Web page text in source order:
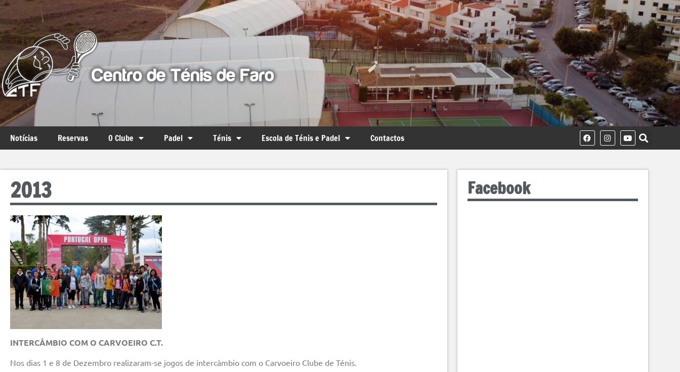
Notícias Reservas O Clube Padel Ténis Escola de Ténis e Padel Contactos
2013
INTERCÂMBIO COM O CARVOEIRO C.T.
Nos dias 1 e 8 de Dezembro realizaram-se jogos de intercâmbio com o Carvoeiro Clube de Ténis.
Facebook